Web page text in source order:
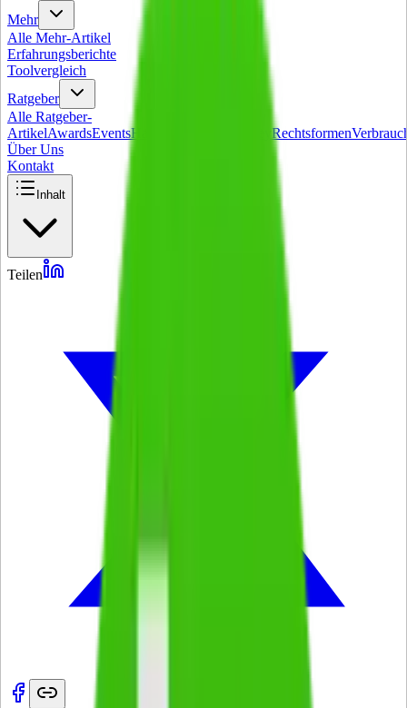
Mehr
Alle Mehr-Artikel
Erfahrungsberichte
Toolvergleich
Ratgeber
Alle Ratgeber-
ArtikelAwardsEventsHandel Rechtsformen
Über Uns
Kontakt
Inhalt
Teilen